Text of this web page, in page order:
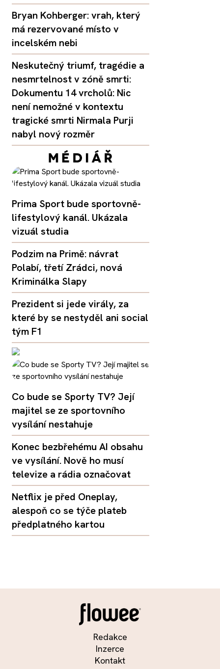
Bryan Kohberger: vrah, který
má rezervované místo v
incelském nebi
Neskutečný triumf, tragédie a
nesmrtelnost v zóně smrti:
Dokumentu 14 vrcholů: Nic
není nemožné v kontextu
tragické smrti Nirmala Purji
nabyl nový rozměr
Prima Sport bude sportovně-
lifestylový kanál. Ukázala
vizuál studia
Podzim na Primě: návrat
Polabí, třetí Zrádci, nová
Kriminálka Slapy
Prezident si jede virály, za
které by se nestyděl ani social
tým F1
Co bude se Sporty TV? Její
majitel se ze sportovního
vysílání nestahuje
Konec bezbřehému AI obsahu
ve vysílání. Nově ho musí
televize a rádia označovat
Netflix je před Oneplay,
alespoň co se týče plateb
předplatného kartou
Redakce
Inzerce
Kontakt